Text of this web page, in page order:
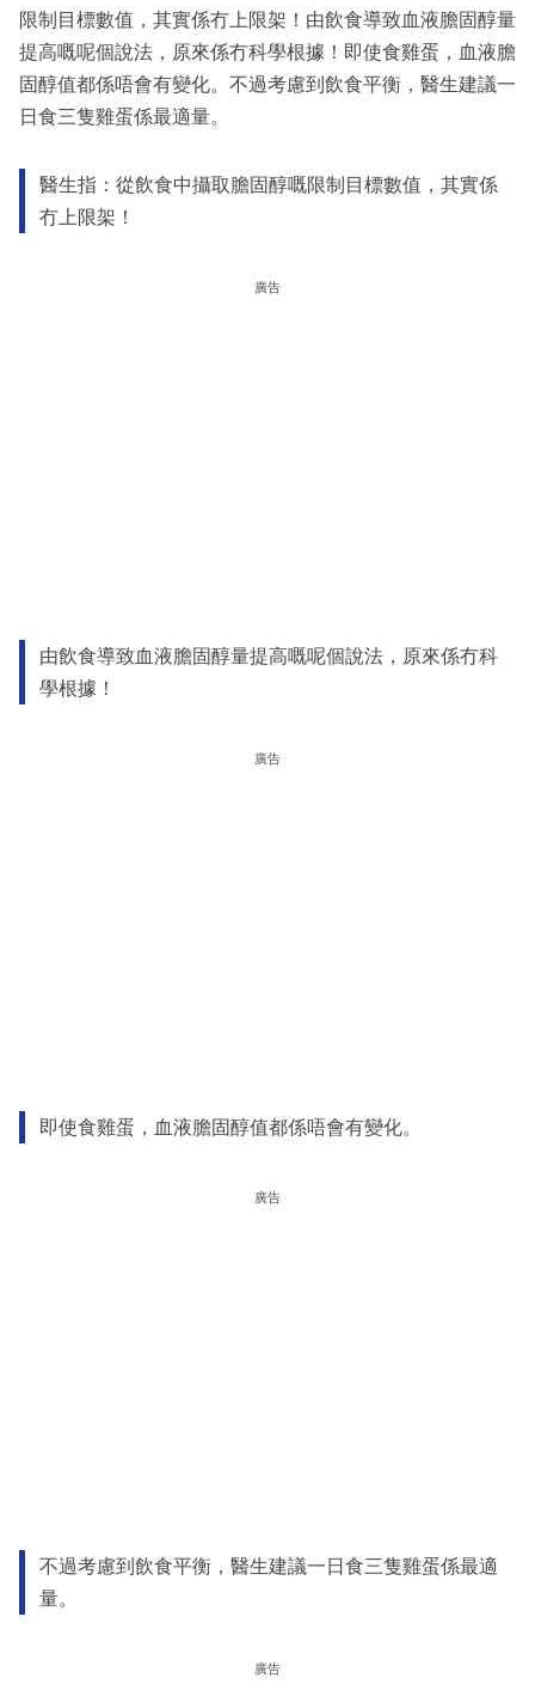
限制目標數值，其實係冇上限架！由飲食導致血液膽固醇量
提高嘅呢個說法，原來係冇科學根據！即使食雞蛋，血液膽
固醇值都係唔會有變化。不過考慮到飲食平衡，醫生建議一
日食三隻雞蛋係最適量。
醫生指：從飲食中攝取膽固醇嘅限制目標數值，其實係
冇上限架！
廣告
由飲食導致血液膽固醇量提高嘅呢個說法，原來係冇科
學根據！
廣告
即使食雞蛋，血液膽固醇值都係唔會有變化。
廣告
不過考慮到飲食平衡，醫生建議一日食三隻雞蛋係最適
量。
廣告